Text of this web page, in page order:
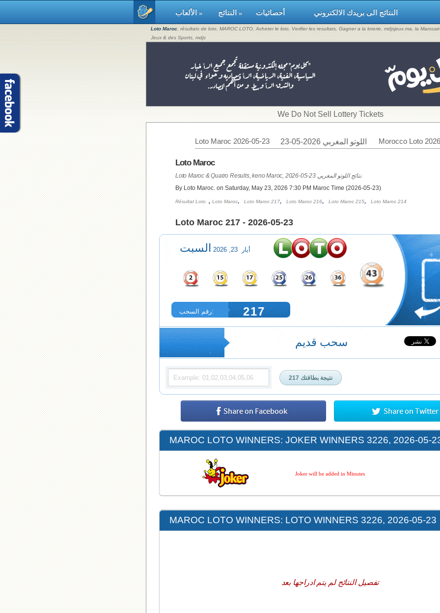
الألعاب » النتائج » النتائج الى بريدك الالكتروني
Loto Maroc , résultats de loto, MAROC LOTO, Acheter le loto, Verifier les resultats, Gagner a la loterie, mdjsjeux.ma, la
Jeux & des Sports, mdjs
​We Do Not Sell Lottery Tickets
Loto Maroc 2026-05-23 اللوتو المغربي 2026-05-23 Morocco Loto
Loto Maroc
Loto Maroc & Quatro Results, keno Maroc, 2026-05-23 نتائج اللوتو المغربي
By Loto Maroc. on Saturday, May 23, 2026 7:30 PM Maroc Time (2026-05-23)
Résultat Loto , Loto Maroc, Loto Maroc 217, Loto Maroc 216, Loto Maroc 215, Loto Maroc 214
Loto Maroc 217 - 2026-05-23
أيار 23, 2026 السبت
رقم السحب: 217
سحب قديم
MAROC LOTO WINNERS: JOKER WINNERS 3226, 2026-05-
Joker will be added in Minutes
MAROC LOTO WINNERS: LOTO WINNERS 3226, 2026-05-23
تفصيل النتائج لم يتم ادراجها بعد